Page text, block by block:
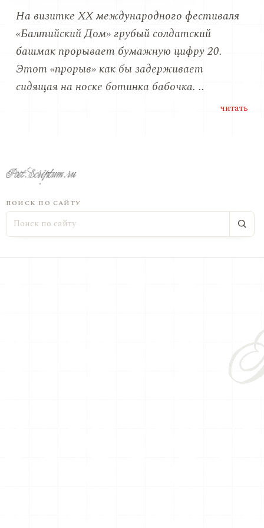
На визитке ХХ международного фестиваля
«Балтийский Дом» грубый солдатский
башмак прорывает бумажную цифру 20.
Этот «прорыв» как бы задерживает
сидящая на носке ботинка бабочка. ..
читать
ПОИСК ПО САЙТУ